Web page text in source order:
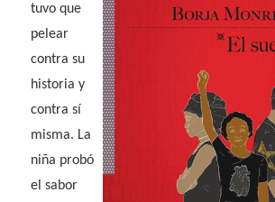
tuvo que
pelear
contra su
historia y
contra sí
misma. La
niña probó
el sabor